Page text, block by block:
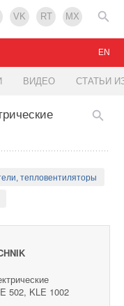
VK RT MX
ВИДЕО СТАТЬИ
EN
тепловентиляторы
502, KLE 1002